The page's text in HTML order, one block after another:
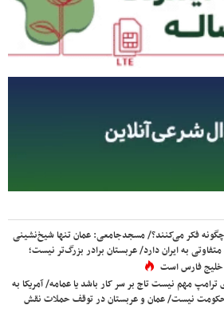
فکر می‌کنند؟/ مسجدجامعی: عمان تنها شیخ‌نشینی
به ایران دارد/ عربستان برادر بزرگ‌تر نیست؛
فارس است
ترامپ مهم نیست تاج بر سر کار باشد یا عمامه/ آمریکا به
حکومت نیست/ عمان و عربستان در توقف حملات نقش